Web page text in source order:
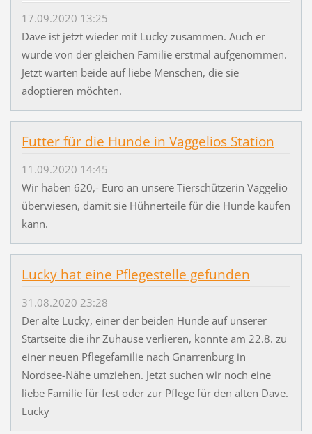
17.09.2020 13:25
Dave ist jetzt wieder mit Lucky zusammen. Auch er
wurde von der gleichen Familie erstmal aufgenommen.
Jetzt warten beide auf liebe Menschen, die sie
adoptieren möchten.
Futter für die Hunde in Vaggelios Station
11.09.2020 14:45
Wir haben 620,- Euro an unsere Tierschützerin Vaggelio
überwiesen, damit sie Hühnerteile für die Hunde kaufen
kann.
Lucky hat eine Pflegestelle gefunden
31.08.2020 23:28
Der alte Lucky, einer der beiden Hunde auf unserer
Startseite die ihr Zuhause verlieren, konnte am 22.8. zu
einer neuen Pflegefamilie nach Gnarrenburg in
Nordsee-Nähe umziehen. Jetzt suchen wir noch eine
liebe Familie für fest oder zur Pflege für den alten Dave.
Lucky